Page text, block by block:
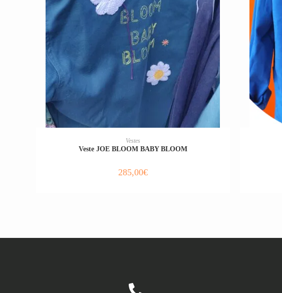
CHOIX DES OPTIONS
Vestes
Veste JOE BLOOM BABY BLOOM
285,00€